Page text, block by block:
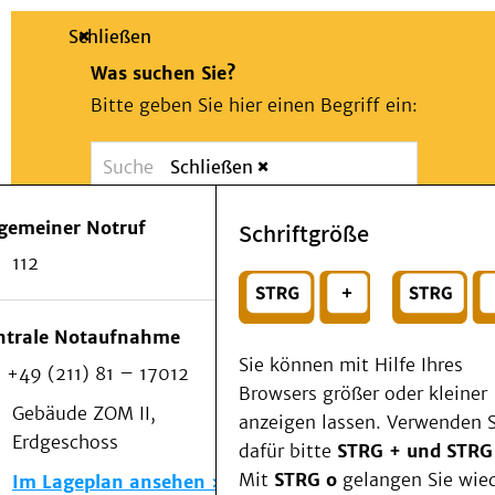
Suche
Schließen
Was suchen Sie?
Bitte geben Sie hier einen Begriff ein:
Suchen
Wählen Sie ein Thema für Ihren
Notfall
Schließen
Notruf
112
Notaufnahme
+49 (211) 81 – 17012
Gebäude ZOM II,
Erdgeschoss
Im Lageplan ansehen
Schriftgröße
Sie können mit Hilfe Ihres
Browsers größer oder kleiner
anzeigen lassen. Verwenden
dafür bitte STRG + und
Mit STRG o gelangen Sie
Patienten & Besucher
Als Patient am UKD
Beratung und Unterstützung
Veranstaltungen
Kommunikation im Medizinwesen (KIM)
Notfall
Forschung & Lehre
Medizinische Fakultät